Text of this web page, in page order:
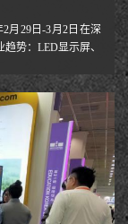
月29日-3月2日在深
势：LED显示屏、
内外采购商带来显